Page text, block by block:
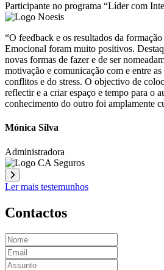
Participante no programa “Líder com
“O feedback e os resultados da
Emocional foram muito positivos.
novas formas de fazer e de ser
motivação e comunicação com e entre
conflitos e do stress. O objectivo de
reflectir e a criar espaço e tempo para o
conhecimento do outro foi amplamente
Mónica Silva
Administradora
Ler mais testemunhos
Contactos